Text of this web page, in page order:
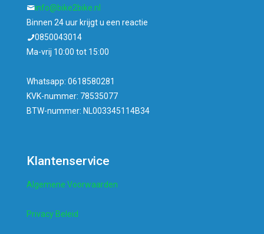
info@bike2bike.nl
Binnen 24 uur krijgt u een reactie
0850043014
Ma-vrij 10:00 tot 15:00
Whatsapp: 0618580281
KVK-nummer: 78535077
BTW-nummer: NL003345114B34
Klantenservice
Algemene Voorwaarden
Privacy Beleid